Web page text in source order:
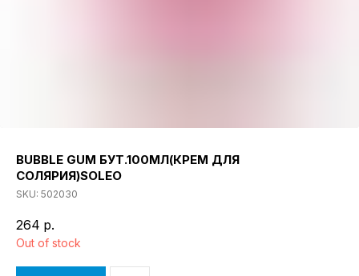
BUBBLE GUM БУТ.100МЛ(КРЕМ ДЛЯ
СОЛЯРИЯ)SOLEO
SKU: 502030
264 р.
Out of stock